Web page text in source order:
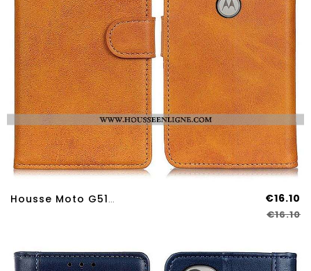
Housse Moto G51 5G Effet Cuir Matte Rétro €16.10
€16.10